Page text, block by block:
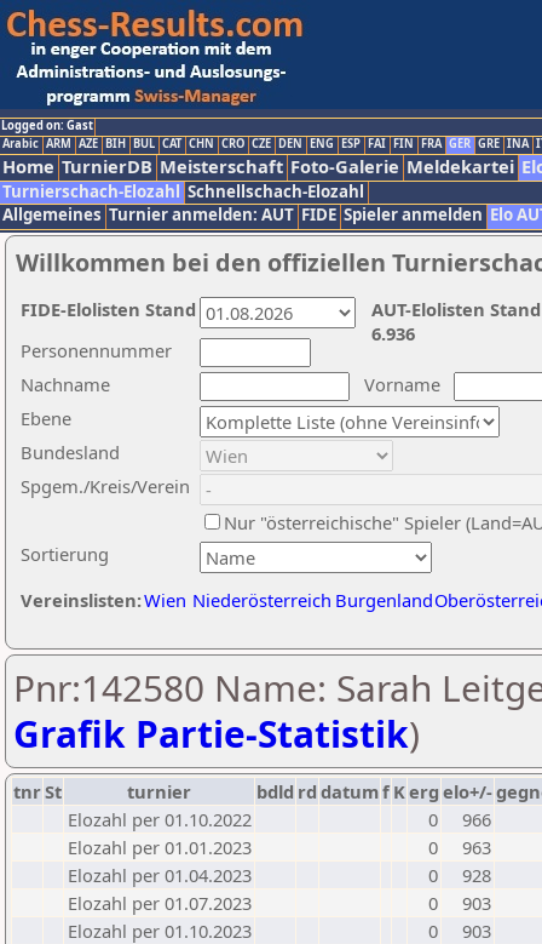
Logged on: Gast
Arabic ARM AZE BIH BUL CAT CHN CRO CZE DEN ENG ESP FAI FIN FRA GER GRE INA
Home TurnierDB Meisterschaft Foto-Galerie Meldekartei
Turnierschach-Elozahl Schnellschach-Elozahl
Allgemeines Turnier anmelden: AUT FIDE Spieler anmelden Elo
Willkommen bei den offiziellen
Nachname
Vorname
Ebene
Sortierung
Personennummer
Bundesland
Spgem./Kreis/Verein
Nur "österreichische" Spieler
Vereinslisten:Wien Niederösterreich Burgenland
AUT-Elolisten
6.936
FIDE-Elolisten Stand
Pnr:142580 Name: Sarah
Grafik Partie-Statistik)
tnrSt turnier bdld rd datumf Kerg elo+/-
Elozahl per 01.10.2022
0
966
Elozahl per 01.01.2023
0
963
Elozahl per 01.04.2023
0
928
Elozahl per 01.07.2023
0
903
Elozahl per 01.10.2023
0
903